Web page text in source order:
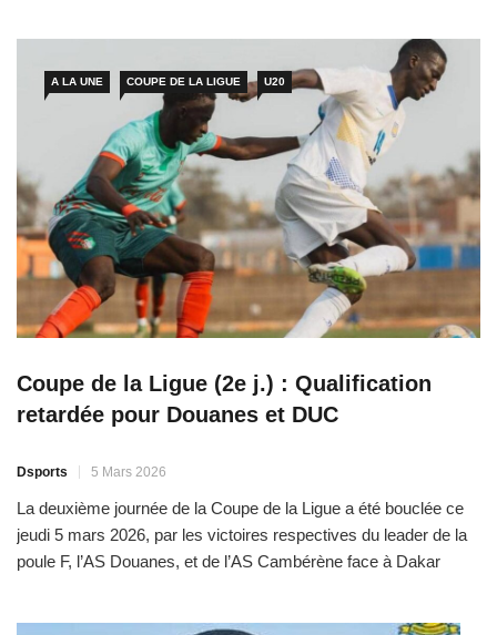
A LA UNE COUPE DE LA LIGUE U20
Coupe de la Ligue (2e j.) : Qualification
retardée pour Douanes et DUC
Dsports 5 Mars 2026
La deuxième journée de la Coupe de la Ligue a été bouclée ce
jeudi 5 mars 2026, par les victoires respectives du leader de la
poule F, l’AS Douanes, et de l’AS Cambérène face à Dakar